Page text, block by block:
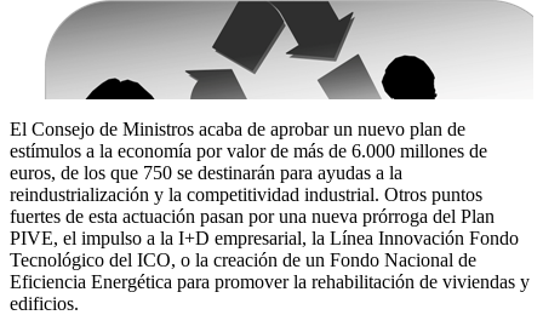
El Consejo de Ministros acaba de aprobar un nuevo plan de
estímulos a la economía por valor de más de 6.000 millones de
euros, de los que 750 se destinarán para ayudas a la
reindustrialización y la competitividad industrial. Otros puntos
fuertes de esta actuación pasan por una nueva prórroga del Plan
PIVE, el impulso a la I+D empresarial, la Línea Innovación Fondo
Tecnológico del ICO, o la creación de un Fondo Nacional de
Eficiencia Energética para promover la rehabilitación de viviendas y
edificios.